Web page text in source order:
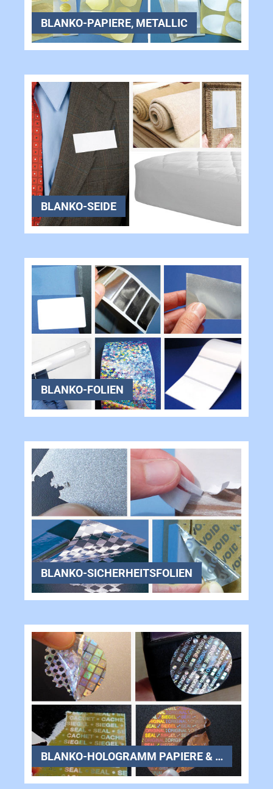
BLANKO-PAPIERE, METALLIC
BLANKO-SEIDE
BLANKO-FOLIEN
BLANKO-SICHERHEITSFOLIEN
BLANKO-HOLOGRAMM PAPIERE & FOLIEN